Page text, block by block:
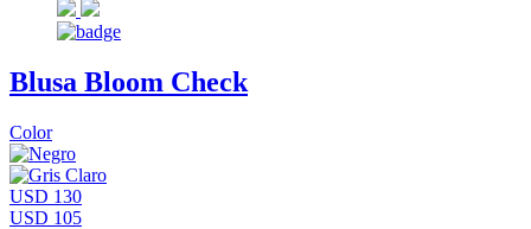
Blusa Bloom Check
Color
USD 130
USD 105